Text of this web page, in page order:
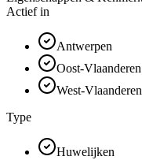
Actief in
Antwerpen
Oost-Vlaanderen
West-Vlaanderen
Type
Huwelijken